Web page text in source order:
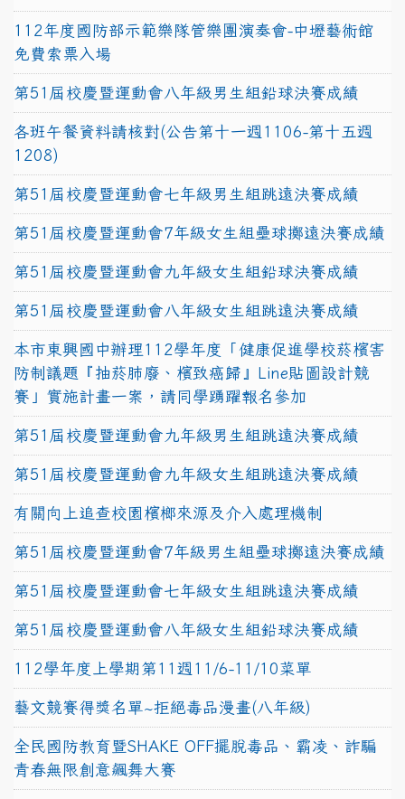
112年度國防部示範樂隊管樂團演奏會-中壢藝術館
免費索票入場
第51屆校慶暨運動會八年級男生組鉛球決賽成績
各班午餐資料請核對(公告第十一週1106-第十五週
1208)
第51屆校慶暨運動會七年級男生組跳遠決賽成績
第51屆校慶暨運動會7年級女生組壘球擲遠決賽成績
第51屆校慶暨運動會九年級女生組鉛球決賽成績
第51屆校慶暨運動會八年級女生組跳遠決賽成績
本市東興國中辦理112學年度「健康促進學校菸檳害
防制議題『抽菸肺廢、檳致癌歸』Line貼圖設計競
賽」實施計畫一案，請同學踴躍報名參加
第51屆校慶暨運動會九年級男生組跳遠決賽成績
第51屆校慶暨運動會九年級女生組跳遠決賽成績
有關向上追查校園檳榔來源及介入處理機制
第51屆校慶暨運動會7年級男生組壘球擲遠決賽成績
第51屆校慶暨運動會七年級女生組跳遠決賽成績
第51屆校慶暨運動會八年級女生組鉛球決賽成績
112學年度上學期第11週11/6-11/10菜單
藝文競賽得獎名單~拒絕毒品漫畫(八年級)
全民國防教育暨SHAKE OFF擺脫毒品、霸凌、詐騙
青春無限創意飆舞大賽